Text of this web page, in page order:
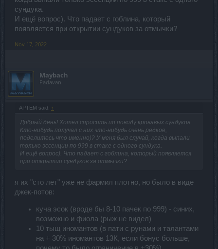
сундука.
И ещё вопрос). Что падает с гоблина, который
появляется при открытии сундуков за отмычки?
Nov 17, 2022
Maybach
Padavan
APTEM said: ↑
Добрый день! Хотел спросить по поводу кровавых сундуков.
Кто-нибудь получал с них что-нибудь очень редкое,
поделитесь что именно)? У меня был случай, когда выпали
только эссенции по 999 в стаке с одного сундука.
И ещё вопрос). Что падает с гоблина, который появляется
при открытии сундуков за отмычки?
я их "сто лет" уже не фармил плотно, но было в виде
джек-потов:
куча эсок (вроде бы 8-10 пачек по 999) - синих,
возможно и фиола (рыж не видел)
10 тыщ иномантов (в пати с рунами и талантами
на + 30% иномантов 13К, если бонус больше,